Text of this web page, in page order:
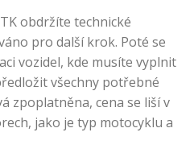
obdržíte technické
pro další krok. Poté se
vozidel, kde musíte vyplnit
všechny potřebné
zpoplatněna, cena se liší v
jako je typ motocyklu a